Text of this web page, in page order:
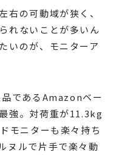
右の可動域が狭く、
れないことが多いん
いのが、モニターア
であるAmazonベー
強。対荷重が11.3kg
モニターも楽々持ち
ヌルで片手で楽々動